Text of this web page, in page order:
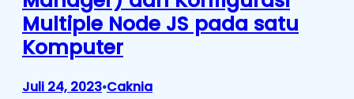
Multiple Node JS pada satu
Komputer
Juli 24, 2023•Caknia